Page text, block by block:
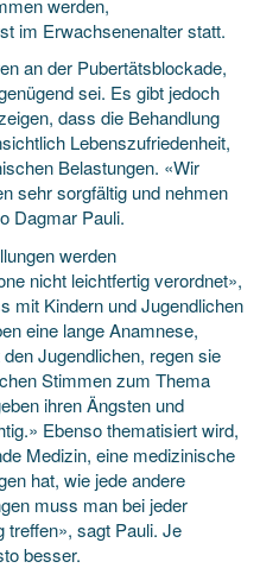
im Erwachsenenalter statt.
an der Pubertätsblockade,
sei. Es gibt jedoch
dass die Behandlung
Lebenszufriedenheit,
Belastungen. «Wir
sehr sorgfältig und nehmen
Dagmar Pauli.
werden
nicht leichtfertig verordnet»,
mit Kindern und Jugendlichen
eine lange Anamnese,
Jugendlichen, regen sie
Stimmen zum Thema
ihren Ängsten und
Ebenso thematisiert wird,
Medizin, eine medizinische
hat, wie jede andere
muss man bei jeder
treffen», sagt Pauli. Je
besser.